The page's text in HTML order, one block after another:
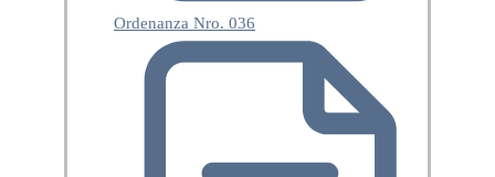
Ordenanza Nro. 036